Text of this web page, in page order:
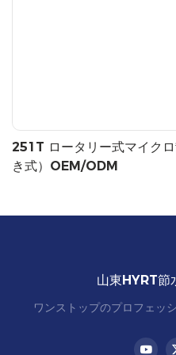
251T ロータリー式マイク
き式）OEM/ODM
山東HYRT節
ワンストップのプロフェッ